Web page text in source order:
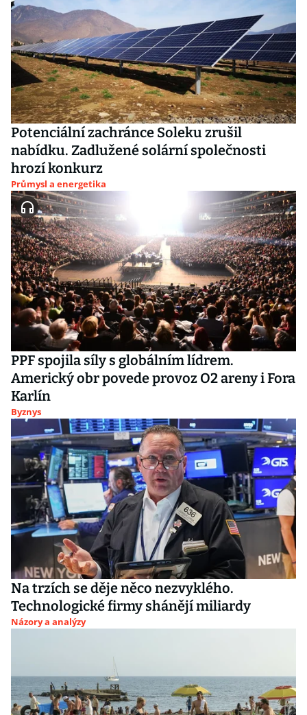
Potenciální zachránce Soleku zrušil
nabídku. Zadlužené solární společnosti
hrozí konkurz
Průmysl a energetika
PPF spojila síly s globálním lídrem.
Americký obr povede provoz O2 areny i Fora
Karlín
Byznys
Na trzích se děje něco nezvyklého.
Technologické firmy shánějí miliardy
Názory a analýzy